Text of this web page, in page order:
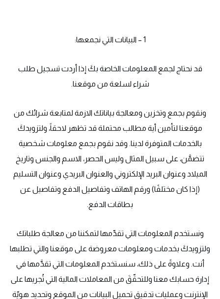
1 – البيانات التي نجمعها:
قد نحتاج لجمع المعلومات الخاصة بكَ إذا أردت تسجيل طلب
شراء لسلعة من موقعنا.
ونقوم بجمع وتخزين ومعالجة بياناتك الازمة لمتابعة شرائك من
موقعنا لتأمين أية مطالب محتملة قد تظهر لاحقاً، ولتزويدكَ
بالخدمات المتوفرة لدينا. وقد نقوم بجمع معلومات شخصية
تتضمَّن، على سبيل المثال وليس الحصر، الاسم والجنس وتاريخ
الميلاد وعنوان البريد الإلكتروني والعنوان البريدي وعنوان التسليم
(إذا كان مختلفًا) ورقم الهاتف وتفاصيل الدفع وتفاصيل عن
بطاقات الدفع.
ونستخدم المعلومات التي تقدِّمها لتمكننا من معالجة طلباتك
ولتزويدكَ بخدمات ومعلومات معروضة على موقعنا والتي تطلبها
أنت. وعلاوةً على ذلك، سنستخدم المعلومات التي تقدَّمها في
إدارة حسابك معنا وللتحقّقَ من المعاملات المالية التي تُجريها على
الإنترنت وعمليات تدقيق تحميل البيانات من الموقع وتحديد هويّة